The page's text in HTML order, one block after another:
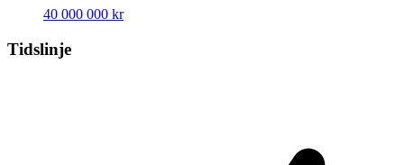
40 000 000 kr
Tidslinje